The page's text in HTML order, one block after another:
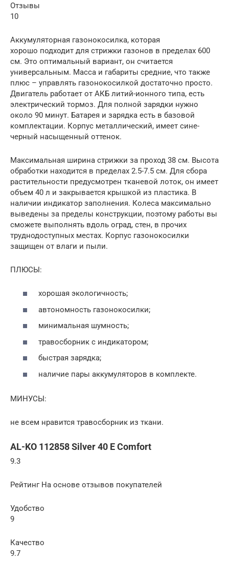
Отзывы
10
Аккумуляторная газонокосилка, которая
хорошо подходит для стрижки газонов в пределах 600
см. Это оптимальный вариант, он считается
универсальным. Масса и габариты средние, что также
плюс – управлять газонокосилкой достаточно просто.
Двигатель работает от АКБ литий-ионного типа, есть
электрический тормоз. Для полной зарядки нужно
около 90 минут. Батарея и зарядка есть в базовой
комплектации. Корпус металлический, имеет сине-
черный насыщенный оттенок.
Максимальная ширина стрижки за проход 38 см. Высота
обработки находится в пределах 2.5-7.5 см. Для сбора
растительности предусмотрен тканевой лоток, он имеет
объем 40 л и закрывается крышкой из пластика. В
наличии индикатор заполнения. Колеса максимально
выведены за пределы конструкции, поэтому работы вы
сможете выполнять вдоль оград, стен, в прочих
труднодоступных местах. Корпус газонокосилки
защищен от влаги и пыли.
ПЛЮСЫ:
хорошая экологичность;
автономность газонокосилки;
минимальная шумность;
травосборник с индикатором;
быстрая зарядка;
наличие пары аккумуляторов в комплекте.
МИНУСЫ:
не всем нравится травосборник из ткани.
AL-KO 112858 Silver 40 E Comfort
9.3
Рейтинг На основе отзывов покупателей
Удобство
9
Качество
9.7